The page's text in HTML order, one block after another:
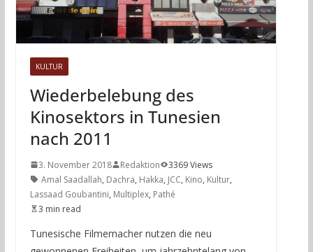
KULTUR
Wiederbelebung des
Kinosektors in Tunesien
nach 2011
3. November 2018 Redaktion
3369 Views
Amal Saadallah, Dachra, Hakka, JCC, Kino, Kultur,
Lassaad Goubantini, Multiplex, Pathé
3 min read
Tunesische Filmemacher nutzen die neu